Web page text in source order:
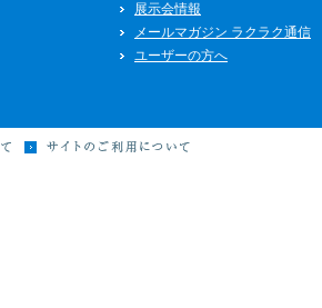
展示会情報
メールマガジン ラクラク通信
ユーザーの方へ